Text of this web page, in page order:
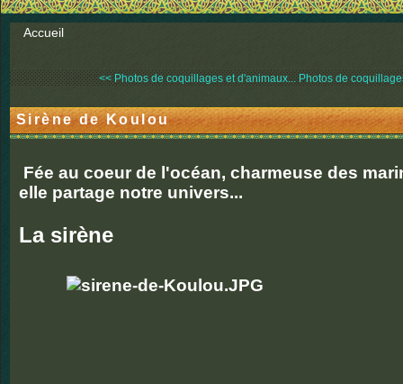
Accueil
<< Photos de coquillages et d'animaux... Photos de
Sirène de Koulou
Fée au coeur de l'océan, charmeuse des
elle partage notre univers...
La sirène